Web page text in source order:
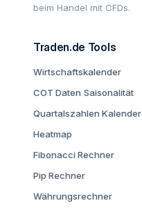
beim Handel mit CFDs.
Traden.de Tools
Wirtschaftskalender
COT Daten Saisonalität
Quartalszahlen Kalender
Heatmap
Fibonacci Rechner
Pip Rechner
Währungsrechner